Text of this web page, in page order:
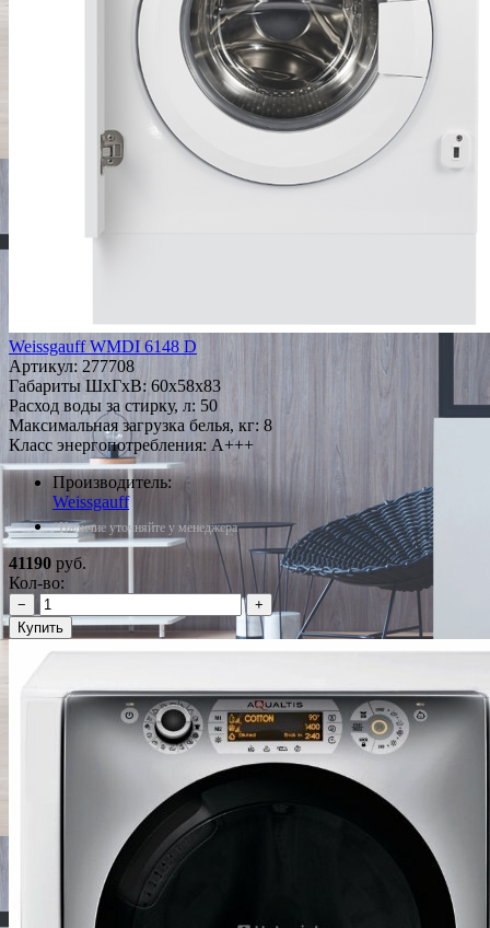
Weissgauff WMDI 6148 D
Артикул: 277708
Габариты ШxГxВ: 60x58x83
Расход воды за стирку, л: 50
Максимальная загрузка белья, кг: 8
Класс энергопотребления: A+++
Производитель:
Weissgauff
*Наличие уточняйте у менеджера
41190 руб.
Кол-во:
−
+
Купить